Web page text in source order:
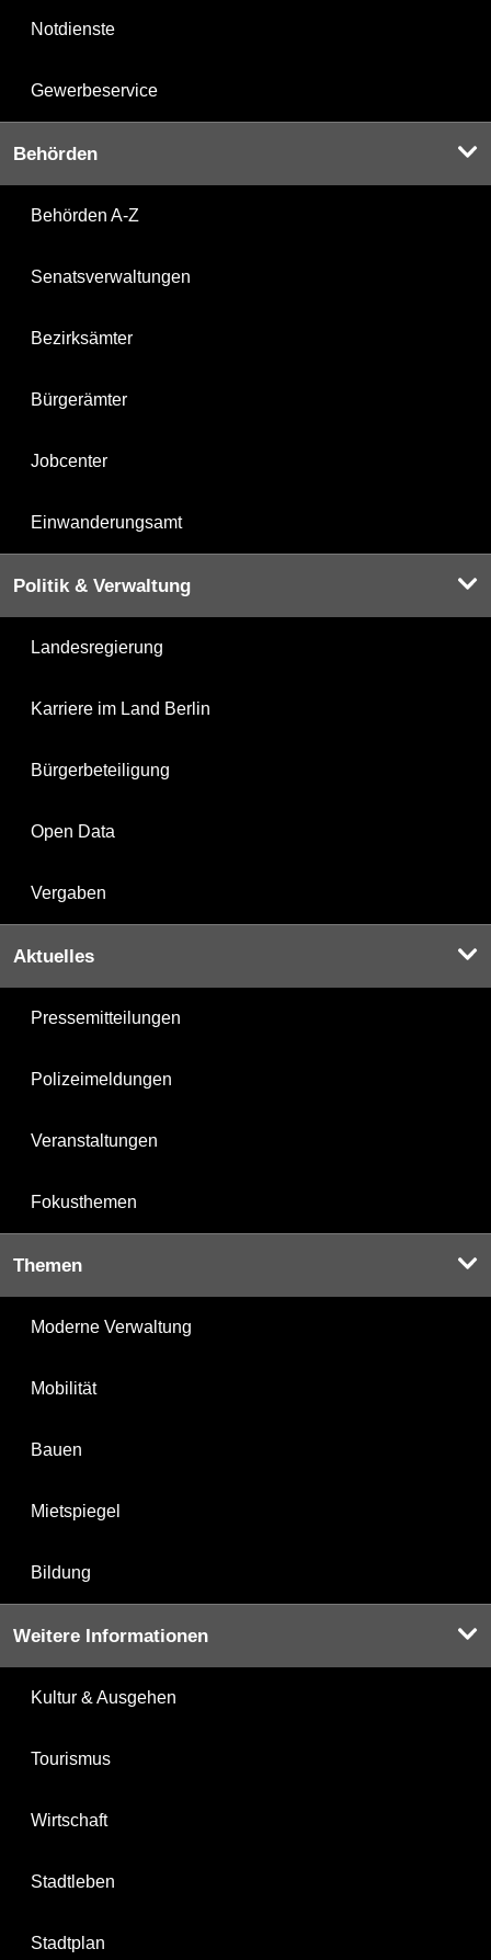
Notdienste
Gewerbeservice
Behörden
Behörden A-Z
Senatsverwaltungen
Bezirksämter
Bürgerämter
Jobcenter
Einwanderungsamt
Politik & Verwaltung
Landesregierung
Karriere im Land Berlin
Bürgerbeteiligung
Open Data
Vergaben
Aktuelles
Pressemitteilungen
Polizeimeldungen
Veranstaltungen
Fokusthemen
Themen
Moderne Verwaltung
Mobilität
Bauen
Mietspiegel
Bildung
Weitere Informationen
Kultur & Ausgehen
Tourismus
Wirtschaft
Stadtleben
Stadtplan